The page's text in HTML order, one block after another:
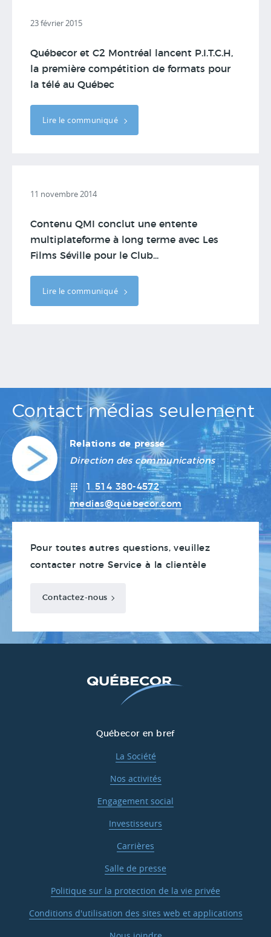
23 février 2015
Québecor et C2 Montréal lancent P.I.T.C.H,
la première compétition de formats pour
la télé au Québec
Lire le communiqué
11 novembre 2014
Contenu QMI conclut une entente
multiplateforme à long terme avec Les
Films Séville pour le Club...
Lire le communiqué
Contact médias seulement
Relations de presse
Direction des communications
1 514 380-4572
medias@quebecor.com
Pour toutes autres questions, veuillez
contacter notre Service à la clientèle
Contactez-nous
Québecor en bref
La Société
Nos activités
Engagement social
Investisseurs
Carrières
Salle de presse
Politique sur la protection de la vie privée
Conditions d'utilisation des sites web et applications